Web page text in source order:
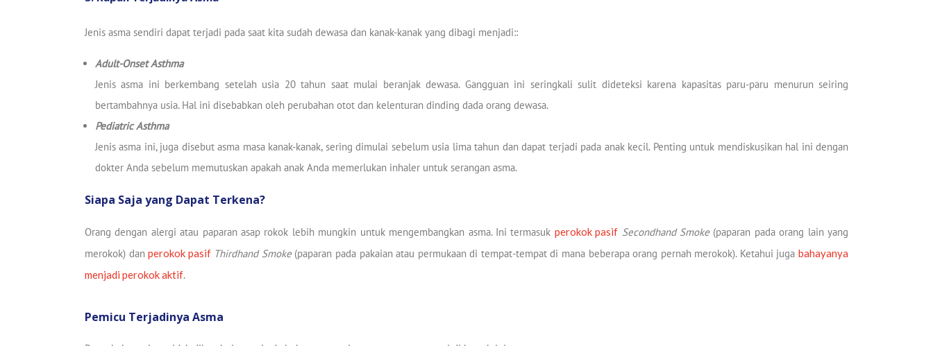
Jenis asma sendiri dapat terjadi pada saat kita sudah dewasa dan kanak-kanak yang dibagi menjadi::
Adult-Onset Asthma
Jenis asma ini berkembang setelah usia 20 tahun saat mulai beranjak dewasa. Gangguan ini seringkali sulit dideteksi karena kapasitas paru-paru menurun seiring
bertambahnya usia. Hal ini disebabkan oleh perubahan otot dan kelenturan dinding dada orang dewasa.
Pediatric Asthma
Jenis asma ini, juga disebut asma masa kanak-kanak, sering dimulai sebelum usia lima tahun dan dapat terjadi pada anak kecil. Penting untuk mendiskusikan hal ini dengan
dokter Anda sebelum memutuskan apakah anak Anda memerlukan inhaler untuk serangan asma.
Siapa Saja yang Dapat Terkena?
Orang dengan alergi atau paparan asap rokok lebih mungkin untuk mengembangkan asma. Ini termasuk perokok pasif Secondhand Smoke(paparan pada orang lain yang
merokok) danperokok pasif Thirdhand Smoke(paparan pada pakaian atau permukaan di tempat-tempat di mana beberapa orang pernah merokok). Ketahui jugabahayanya
menjadi perokok aktif.
Pemicu Terjadinya Asma